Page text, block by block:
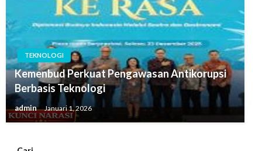
TEKNOLOGI
Kemenbud Perkuat Pengawasan Antikorupsi
Berbasis Teknologi
admin Januari 1, 2026